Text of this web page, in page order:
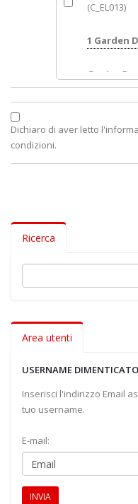
(C_EL013)
1 Garden
Garden
1 Web
Corso
e sicuro
produttività
Dichiaro di aver letto
condizioni.
Ricerca
Area utenti
USERNAME
Inserisci l'indirizzo Email
tuo username.
E-mail:
INVIA